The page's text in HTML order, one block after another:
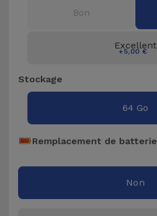
Accessoires
Auto et
Bon
Excellent
+5,00 €
Stockage
64 Go
Remplacement de batterie
Non